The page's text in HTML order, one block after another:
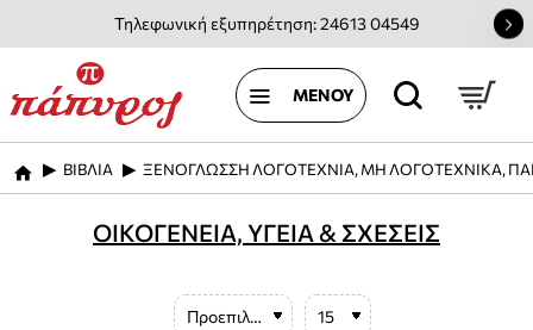
Τηλεφωνική εξυπηρέτηση: 24613 04549
home
ΒΙΒΛΙΑ ΞΕΝΟΓΛΩΣΣΗ ΛΟΓΟΤΕΧΝΙΑ, ΜΗ ΛΟΓΟΤΕΧΝΙΚΑ,
ΟΙΚΟΓΕΝΕΙΑ, ΥΓΕΙΑ & ΣΧΕΣΕΙΣ